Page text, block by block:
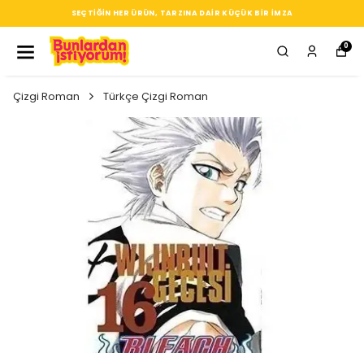
SEÇTIĞIN HER ÜRÜN, TARZINA DAIR KÜÇÜK BIR IMZA
0
Çizgi Roman Türkçe Çizgi Roman